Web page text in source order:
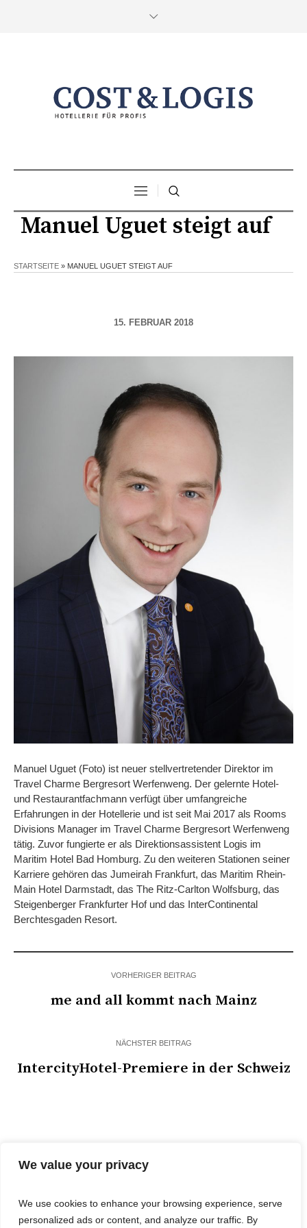
We value your privacy
We use cookies to enhance your browsing experience, serve
personalized ads or content, and analyze our traffic. By
Manuel Uguet steigt auf
STARTSEITE » MANUEL UGUET STEIGT AUF
15. FEBRUAR 2018
Manuel Uguet (Foto) ist neuer stellvertretender Direktor im
Travel Charme Bergresort Werfenweng. Der gelernte Hotel-
und Restaurantfachmann verfügt über umfangreiche
Erfahrungen in der Hotellerie und ist seit Mai 2017 als Rooms
Divisions Manager im Travel Charme Bergresort Werfenweng
tätig. Zuvor fungierte er als Direktionsassistent Logis im
Maritim Hotel Bad Homburg. Zu den weiteren Stationen seiner
Karriere gehören das Jumeirah Frankfurt, das Maritim Rhein-
Main Hotel Darmstadt, das The Ritz-Carlton Wolfsburg, das
Steigenberger Frankfurter Hof und das InterContinental
Berchtesgaden Resort.
VORHERIGER BEITRAG
me and all kommt nach Mainz
NÄCHSTER BEITRAG
IntercityHotel-Premiere in der Schweiz